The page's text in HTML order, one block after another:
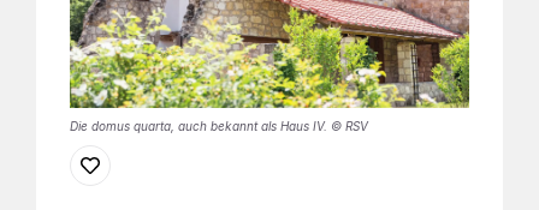
Die domus quarta, auch bekannt als Haus IV. © RSV